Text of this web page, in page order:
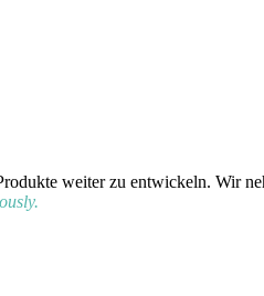
weiter zu entwickeln. Wir